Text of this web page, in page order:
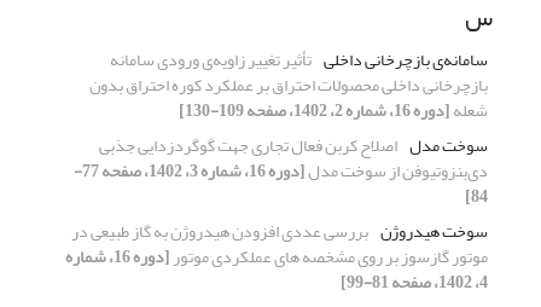
س
سامانه‌ی بازچرخانی داخلی تأثیر تغییر زاویه‌ی ورودی سامانه
بازچرخانی داخلی محصولات احتراق بر عملکرد کوره احتراق بدون
شعله[دوره 16، شماره 2، 1402، صفحه 109-130]
سوخت مدل اصلاح کربن فعال تجاری جهت گوگردزدایی جذبی
دی‌بنزوتیوفن از سوخت مدل [دوره 16، شماره 3، 1402، صفحه 77-
84]
سوخت هیدروژن بررسی عددی افزودن هیدروژن به گاز طبیعی در
موتور گازسوز بر روی مشخصه های عملکردی موتور [دوره 16، شماره
4، 1402، صفحه 81-99]